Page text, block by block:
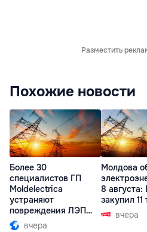
Разместить
Похожие новости
Более 30
специалистов ГП
Moldelectrica
устраняют
повреждения ЛЭП
Бельцы-Днестровск
вчера
Молдова
8 августа:
закупил
вчера